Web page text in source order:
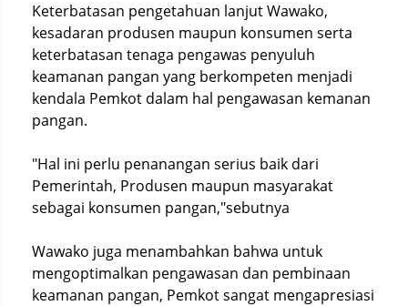
Keterbatasan pengetahuan lanjut Wawako,
kesadaran produsen maupun konsumen serta
keterbatasan tenaga pengawas penyuluh
keamanan pangan yang berkompeten menjadi
kendala Pemkot dalam hal pengawasan kemanan
pangan.
"Hal ini perlu penanangan serius baik dari
Pemerintah, Produsen maupun masyarakat
sebagai konsumen pangan,"sebutnya
Wawako juga menambahkan bahwa untuk
mengoptimalkan pengawasan dan pembinaan
keamanan pangan, Pemkot sangat mengapresiasi